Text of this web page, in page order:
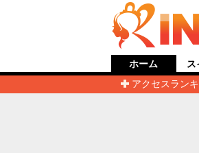
ホーム
アクセスラン